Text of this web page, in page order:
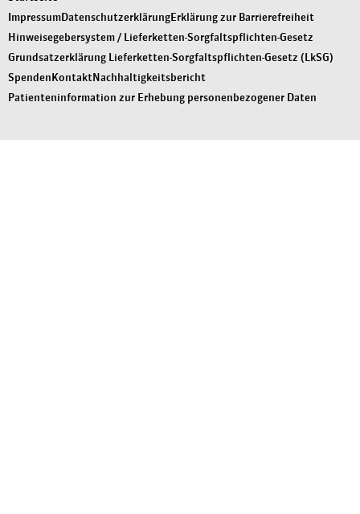
ImpressumDatenschutzerklärungErklärung zur Barrierefreiheit
Hinweisegebersystem / Lieferketten-Sorgfaltspflichten-Gesetz
Grundsatzerklärung Lieferketten-Sorgfaltspflichten-Gesetz (LkSG)
SpendenKontaktNachhaltigkeitsbericht
Patienteninformation zur Erhebung personenbezogener Daten